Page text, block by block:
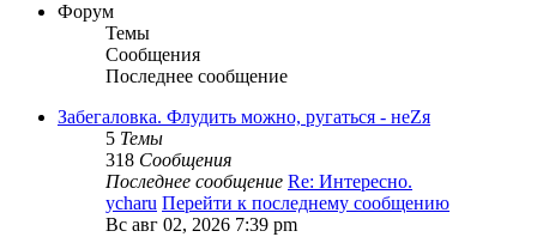
Форум
Темы
Сообщения
Последнее сообщение
Забегаловка. Флудить можно, ругаться - неZя
5 Темы
318 Сообщения
Последнее сообщение Re: Интересно.
ycharu Перейти к последнему сообщению
Вс авг 02, 2026 7:39 pm